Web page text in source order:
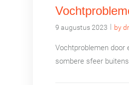
9 augustus 2023 | by
Vochtproblemen door
sombere sfeer